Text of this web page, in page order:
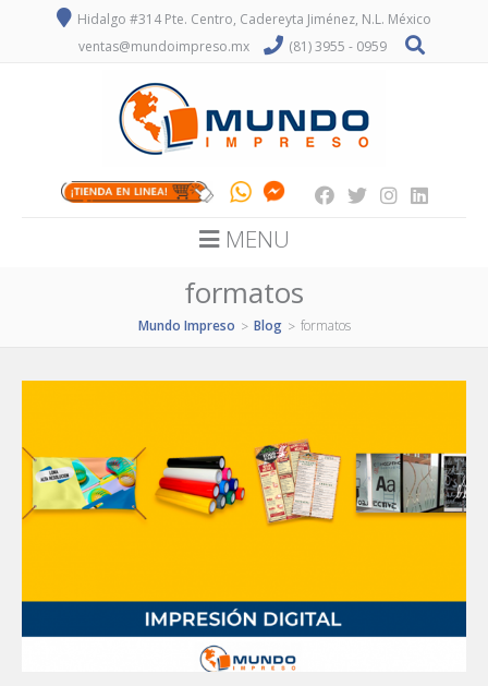
Hidalgo #314 Pte. Centro, Cadereyta Jiménez, N.L. México
ventas@mundoimpreso.mx
(81) 3955 - 0959
MENU
formatos
Mundo Impreso > Blog > formatos